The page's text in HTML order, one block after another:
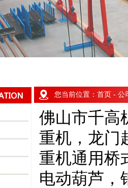
您当前位置： 首页- 公
佛山市千高
重机，龙门
重机通用桥
电动葫芦，